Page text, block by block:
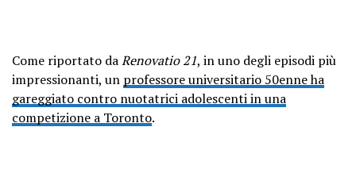
Come riportato daRenovatio 21, in uno degli episodi più
impressionanti, un professore universitario 50enne ha
gareggiato contro nuotatrici adolescenti in una
competizione a Toronto.